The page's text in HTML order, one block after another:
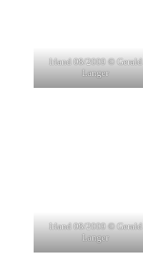
Irland 08/2009 © Gerald
Langer
Irland 08/2009 © Gerald
Langer